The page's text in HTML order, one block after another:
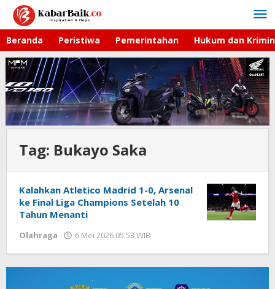
Lewati
konten
Beranda Peristiwa Pemerintahan Hukum dan
Tag: Bukayo Saka
Kalahkan Atletico Madrid 1-0, Arsenal
ke Final Liga Champions Setelah 10
Tahun Menanti
Olahraga 6 Mei 2026 05:53 WIB